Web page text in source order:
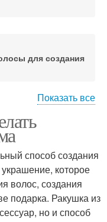
для создания
волосы
на длинные
волосы
Показать все
способ создания
которое
волос, создания
подарка. Ракушка из
но и способ